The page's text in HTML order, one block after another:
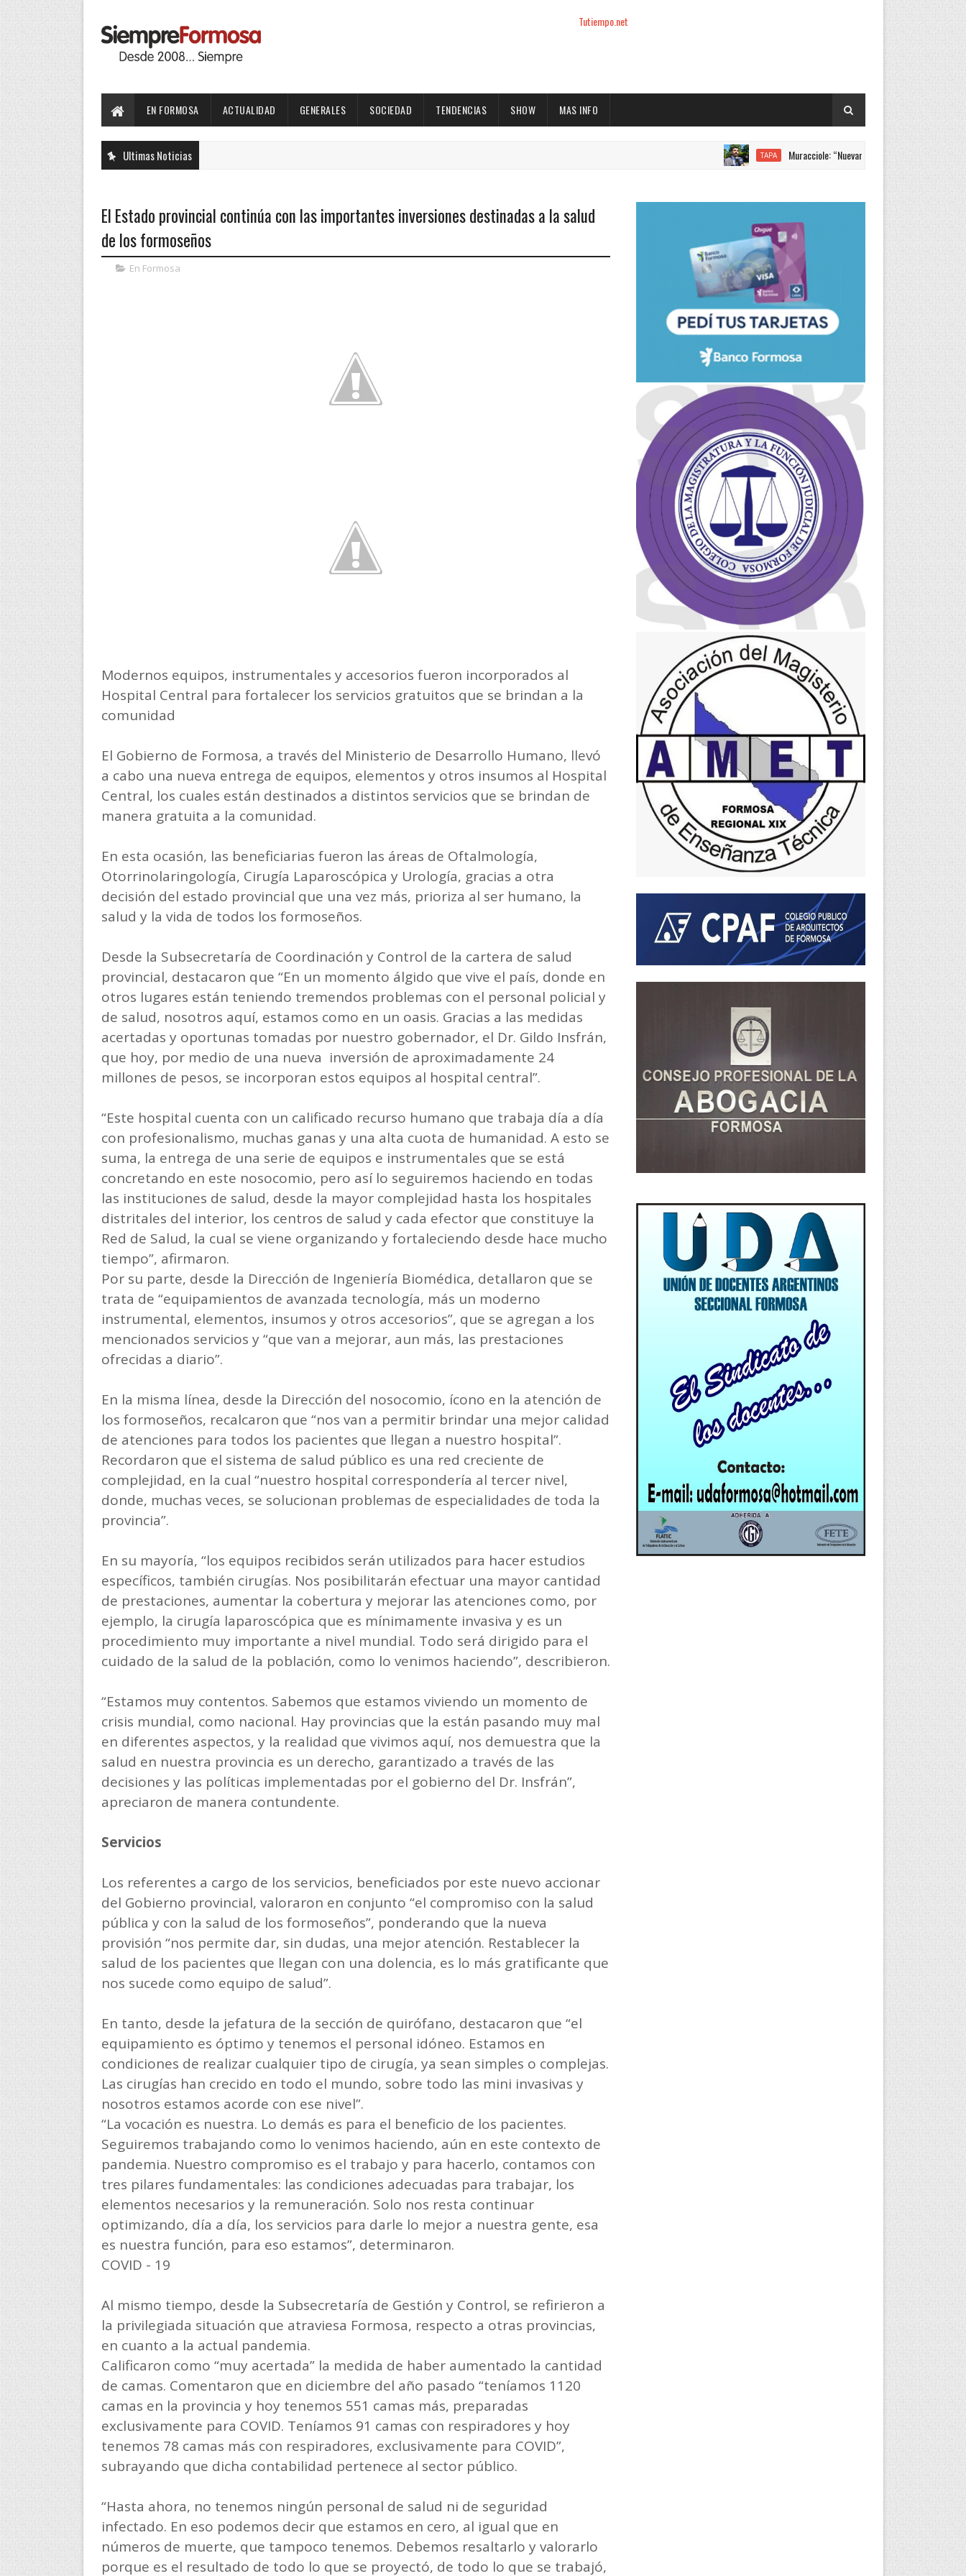
Tutiempo.net
EN FORMOSA ACTUALIDAD GENERALES SOCIEDAD TENDENCIAS SHOW MAS INFO
Ultimas Noticias TAPA Muracciole: “Nuevamente Formosa liderando los
El Estado provincial continúa con las importantes inversiones destinadas a la salud
de los formoseños
En Formosa
Modernos equipos, instrumentales y accesorios fueron incorporados al
Hospital Central para fortalecer los servicios gratuitos que se brindan a la
comunidad
El Gobierno de Formosa, a través del Ministerio de Desarrollo Humano, llevó
a cabo una nueva entrega de equipos, elementos y otros insumos al Hospital
Central, los cuales están destinados a distintos servicios que se brindan de
manera gratuita a la comunidad.
En esta ocasión, las beneficiarias fueron las áreas de Oftalmología,
Otorrinolaringología, Cirugía Laparoscópica y Urología, gracias a otra
decisión del estado provincial que una vez más, prioriza al ser humano, la
salud y la vida de todos los formoseños.
Desde la Subsecretaría de Coordinación y Control de la cartera de salud
provincial, destacaron que “En un momento álgido que vive el país, donde en
otros lugares están teniendo tremendos problemas con el personal policial y
de salud, nosotros aquí, estamos como en un oasis. Gracias a las medidas
acertadas y oportunas tomadas por nuestro gobernador, el Dr. Gildo Insfrán,
que hoy, por medio de una nueva inversión de aproximadamente 24
millones de pesos, se incorporan estos equipos al hospital central”.
“Este hospital cuenta con un calificado recurso humano que trabaja día a día
con profesionalismo, muchas ganas y una alta cuota de humanidad. A esto se
suma, la entrega de una serie de equipos e instrumentales que se está
concretando en este nosocomio, pero así lo seguiremos haciendo en todas
las instituciones de salud, desde la mayor complejidad hasta los hospitales
distritales del interior, los centros de salud y cada efector que constituye la
Red de Salud, la cual se viene organizando y fortaleciendo desde hace mucho
tiempo”, afirmaron.
Por su parte, desde la Dirección de Ingeniería Biomédica, detallaron que se
trata de “equipamientos de avanzada tecnología, más un moderno
instrumental, elementos, insumos y otros accesorios”, que se agregan a los
mencionados servicios y “que van a mejorar, aun más, las prestaciones
ofrecidas a diario”.
En la misma línea, desde la Dirección del nosocomio, ícono en la atención de
los formoseños, recalcaron que “nos van a permitir brindar una mejor calidad
de atenciones para todos los pacientes que llegan a nuestro hospital”.
Recordaron que el sistema de salud público es una red creciente de
complejidad, en la cual “nuestro hospital correspondería al tercer nivel,
donde, muchas veces, se solucionan problemas de especialidades de toda la
provincia”.
En su mayoría, “los equipos recibidos serán utilizados para hacer estudios
específicos, también cirugías. Nos posibilitarán efectuar una mayor cantidad
de prestaciones, aumentar la cobertura y mejorar las atenciones como, por
ejemplo, la cirugía laparoscópica que es mínimamente invasiva y es un
procedimiento muy importante a nivel mundial. Todo será dirigido para el
cuidado de la salud de la población, como lo venimos haciendo”, describieron.
“Estamos muy contentos. Sabemos que estamos viviendo un momento de
crisis mundial, como nacional. Hay provincias que la están pasando muy mal
en diferentes aspectos, y la realidad que vivimos aquí, nos demuestra que la
salud en nuestra provincia es un derecho, garantizado a través de las
decisiones y las políticas implementadas por el gobierno del Dr. Insfrán”,
apreciaron de manera contundente.
Servicios
Los referentes a cargo de los servicios, beneficiados por este nuevo accionar
del Gobierno provincial, valoraron en conjunto “el compromiso con la salud
pública y con la salud de los formoseños”, ponderando que la nueva
provisión “nos permite dar, sin dudas, una mejor atención. Restablecer la
salud de los pacientes que llegan con una dolencia, es lo más gratificante que
nos sucede como equipo de salud”.
En tanto, desde la jefatura de la sección de quirófano, destacaron que “el
equipamiento es óptimo y tenemos el personal idóneo. Estamos en
condiciones de realizar cualquier tipo de cirugía, ya sean simples o complejas.
Las cirugías han crecido en todo el mundo, sobre todo las mini invasivas y
nosotros estamos acorde con ese nivel”.
“La vocación es nuestra. Lo demás es para el beneficio de los pacientes.
Seguiremos trabajando como lo venimos haciendo, aún en este contexto de
pandemia. Nuestro compromiso es el trabajo y para hacerlo, contamos con
tres pilares fundamentales: las condiciones adecuadas para trabajar, los
elementos necesarios y la remuneración. Solo nos resta continuar
optimizando, día a día, los servicios para darle lo mejor a nuestra gente, esa
es nuestra función, para eso estamos”, determinaron.
COVID - 19
Al mismo tiempo, desde la Subsecretaría de Gestión y Control, se refirieron a
la privilegiada situación que atraviesa Formosa, respecto a otras provincias,
en cuanto a la actual pandemia.
Calificaron como “muy acertada” la medida de haber aumentado la cantidad
de camas. Comentaron que en diciembre del año pasado “teníamos 1120
camas en la provincia y hoy tenemos 551 camas más, preparadas
exclusivamente para COVID. Teníamos 91 camas con respiradores y hoy
tenemos 78 camas más con respiradores, exclusivamente para COVID”,
subrayando que dicha contabilidad pertenece al sector público.
“Hasta ahora, no tenemos ningún personal de salud ni de seguridad
infectado. En eso podemos decir que estamos en cero, al igual que en
números de muerte, que tampoco tenemos. Debemos resaltarlo y valorarlo
porque es el resultado de todo lo que se proyectó, de todo lo que se trabajó,